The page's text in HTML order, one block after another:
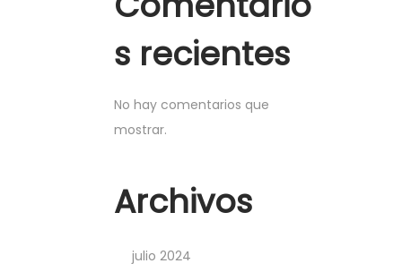
s recientes
No hay comentarios que
mostrar.
Archivos
julio 2024